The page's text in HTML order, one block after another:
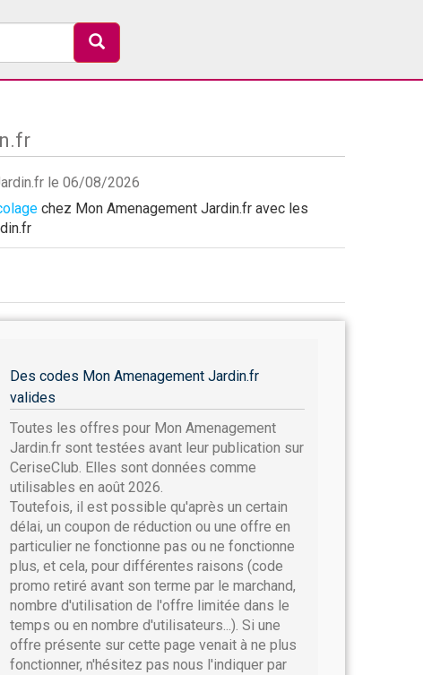
le 06/08/2026
chez Mon Amenagement Jardin.fr avec les
Des codes Mon Amenagement Jardin.fr
valides
Toutes les offres pour Mon Amenagement
Jardin.fr sont testées avant leur publication sur
CeriseClub. Elles sont données comme
utilisables en août 2026.
Toutefois, il est possible qu'après un certain
délai, un coupon de réduction ou une offre en
particulier ne fonctionne pas ou ne fonctionne
plus, et cela, pour différentes raisons (code
promo retiré avant son terme par le marchand,
nombre d'utilisation de l'offre limitée dans le
temps ou en nombre d'utilisateurs...). Si une
offre présente sur cette page venait à ne plus
fonctionner, n'hésitez pas nous l'indiquer par